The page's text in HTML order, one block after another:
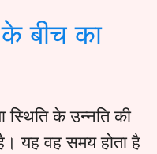
बीच का
स्थिति के उन्नति की
यह वह समय होता है